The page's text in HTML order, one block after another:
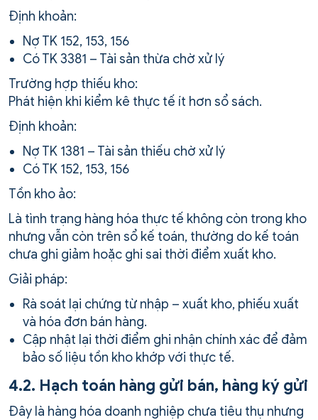
Định khoản:
Nợ TK 152, 153, 156
Có TK 3381 – Tài sản thừa chờ xử lý
Trường hợp thiếu kho:
Phát hiện khi kiểm kê thực tế ít hơn sổ sách.
Định khoản:
Nợ TK 1381 – Tài sản thiếu chờ xử lý
Có TK 152, 153, 156
Tồn kho ảo:
Là tình trạng hàng hóa thực tế không còn trong kho
nhưng vẫn còn trên sổ kế toán, thường do kế toán
chưa ghi giảm hoặc ghi sai thời điểm xuất kho.
Giải pháp:
Rà soát lại chứng từ nhập – xuất kho, phiếu xuất
và hóa đơn bán hàng.
Cập nhật lại thời điểm ghi nhận chính xác để đảm
bảo số liệu tồn kho khớp với thực tế.
4.2. Hạch toán hàng gửi bán, hàng ký gửi
Đây là hàng hóa doanh nghiệp chưa tiêu thụ nhưng